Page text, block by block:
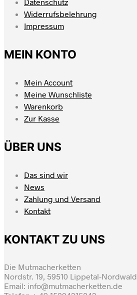
Widerrufsbelehrung
Impressum
MEIN KONTO
Mein Account
Meine Wunschliste
Warenkorb
Zur Kasse
ÜBER UNS
Das sind wir
News
Zahlung und Versand
Kontakt
KONTAKT ZU UNS
Die Mutmacherketten
Nordstr. 19, 59510 Lippetal-Nordwald
Email: info@mutmacherketten.de